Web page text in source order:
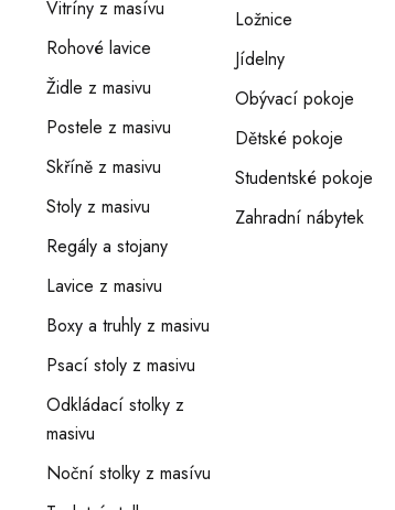
Vitríny z masívu
Rohové lavice
Židle z masivu
Postele z masivu
Skříně z masivu
Stoly z masivu
Regály a stojany
Lavice z masivu
Boxy a truhly z masivu
Psací stoly z masivu
Odkládací stolky z
masivu
Noční stolky z masívu
Ložnice
Jídelny
Obývací pokoje
Dětské pokoje
Studentské pokoje
Zahradní nábytek